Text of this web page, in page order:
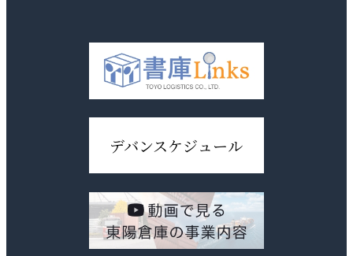
デバンスケジュール